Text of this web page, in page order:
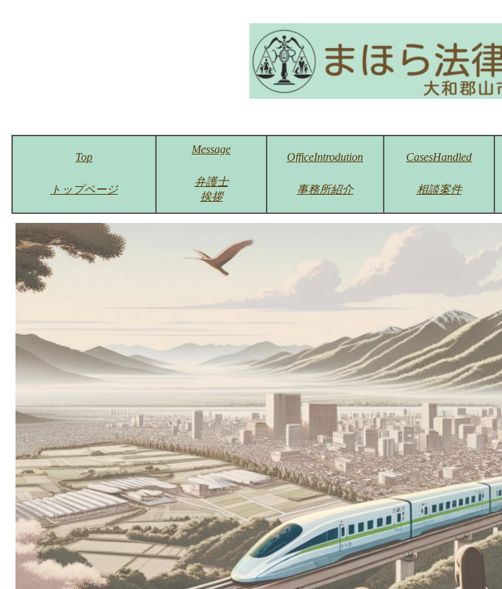
Top
トップページ
Message
弁護士
挨拶
OfficeIntrodution
事務所紹介
CasesHandled
相談案件